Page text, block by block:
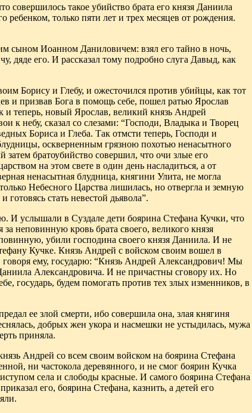
совершилось такое убийство брата его князя Даниила
ребенком, только пяти лет и трех месяцев от рождения.
сыном Иоанном Даниловичем: взял его тайно в ночь,
дяде его. И рассказал тому подробно слуга Давыд, как
Борису и Глебу, и ожесточился против убийцы, как тот
и призвав Бога в помощь себе, пошел ратью Ярослав
и теперь, новый Ярослав, великий князь Андрей
к небу, сказал со слезами: “Господи, Владыка и Творец
Бориса и Глеба. Так отмсти теперь, Господи и
, оскверненным грязною похотью ненасытного
затем братоубийство совершил, что очи злые его
на этом свете в один день насладиться, а от
ненасытная блудница, княгини Улита, не могла
Небесного Царства лишилась, но отвергла и земную
готовясь стать невестой дьявола”.
И услышали в Суздале дети боярина Стефана Кучки, что
неповинную кровь брата своего, великого князя
убили господина своего князя Даниила. И не
Кучке. Князь Андрей с войском своим вошел в
ему, государю: “Князь Андрей Александрович! Мы
Александровича. И не причастны сговору их. Но
государь, будем помогать против тех злых изменников, в
ее злой смерти, ибо совершила она, злая княгиня
добрых жен укора и насмешки не устыдилась, мужа
приняла.
Андрей со всем своим войском на боярина Стефана
ни частокола деревянного, и не смог боярин Кучка
села и слободы красные. И самого боярина Стефана
его, боярина Стефана, казнить, а детей его